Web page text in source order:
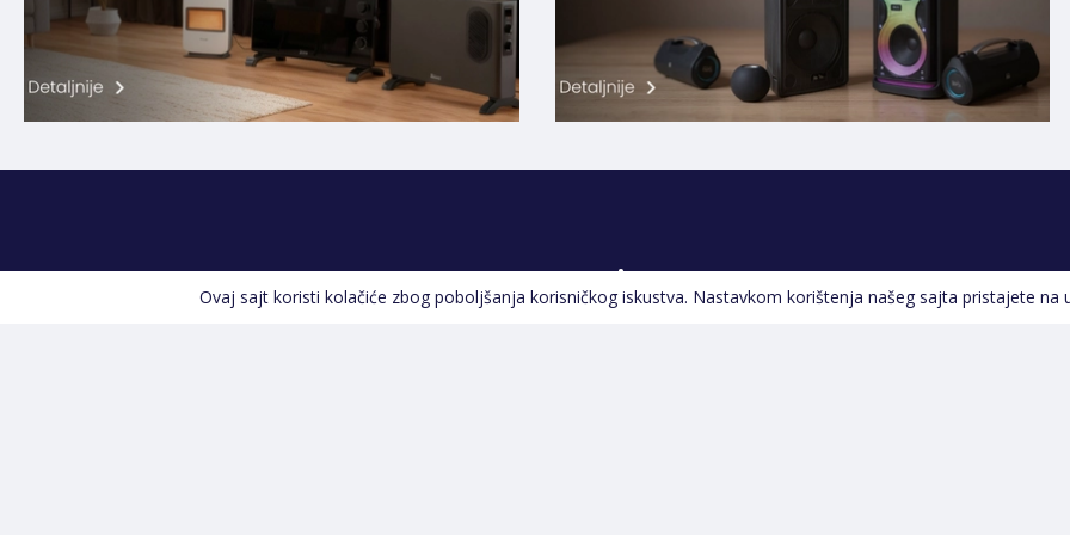
Pratite nas
Ovaj sajt koristi kolačiće zbog poboljšanja korisničkog iskustva. Nastavkom korištenja našeg sajta pristajete na